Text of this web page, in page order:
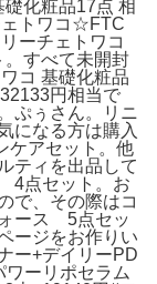
化粧品17点 相
ェトワコ☆FTC
ーチェトワコ
。すべて未開封
コ 基礎化粧品
円相当で
ぷぅさん。リニ
になる方は購入
ケアセット。他
ティを出品して
点セット。お
で、その際はコ
ース 5点セッ
ージをお作りい
ー+デイリーPD
ーリポセラム